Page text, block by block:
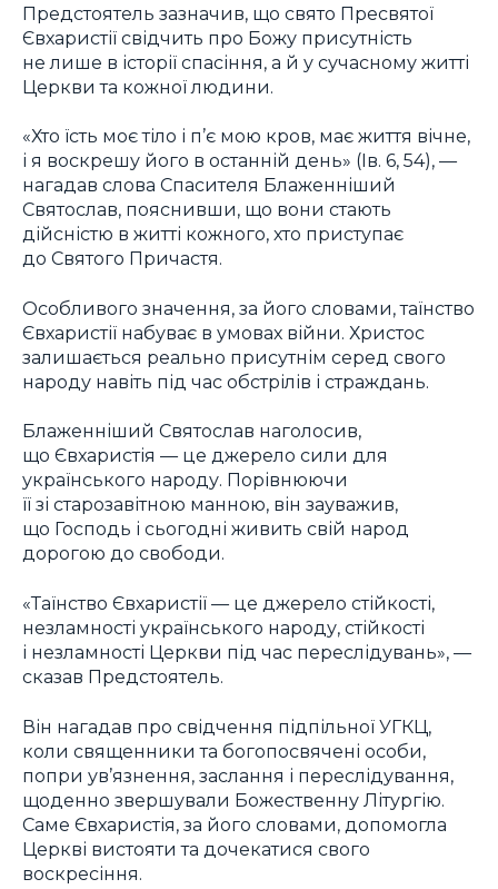
Предстоятель зазначив, що свято Пресвятої
Євхаристії свідчить про Божу присутність
не лише в історії спасіння, а й у сучасному житті
Церкви та кожної людини.
«Хто їсть моє тіло і п’є мою кров, має життя вічне,
і я воскрешу його в останній день» (Ів. 6, 54), —
нагадав слова Спасителя Блаженніший
Святослав, пояснивши, що вони стають
дійсністю в житті кожного, хто приступає
до Святого Причастя.
Особливого значення, за його словами, таїнство
Євхаристії набуває в умовах війни. Христос
залишається реально присутнім серед свого
народу навіть під час обстрілів і страждань.
Блаженніший Святослав наголосив,
що Євхаристія — це джерело сили для
українського народу. Порівнюючи
її зі старозавітною манною, він зауважив,
що Господь і сьогодні живить свій народ
дорогою до свободи.
«Таїнство Євхаристії — це джерело стійкості,
незламності українського народу, стійкості
і незламності Церкви під час переслідувань», —
сказав Предстоятель.
Він нагадав про свідчення підпільної УГКЦ,
коли священники та богопосвячені особи,
попри ув’язнення, заслання і переслідування,
щоденно звершували Божественну Літургію.
Саме Євхаристія, за його словами, допомогла
Церкві вистояти та дочекатися свого
воскресіння.